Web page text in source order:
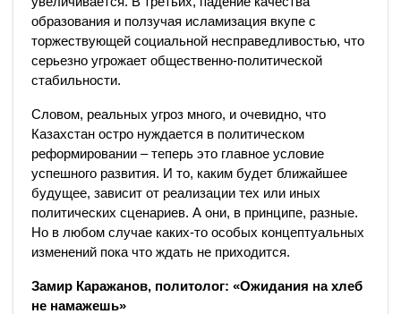
образования и ползучая исламизация вкупе с
торжествующей социальной несправедливостью, что
серьезно угрожает общественно-политической
стабильности.
Словом, реальных угроз много, и очевидно, что
Казахстан остро нуждается в политическом
реформировании – теперь это главное условие
успешного развития. И то, каким будет ближайшее
будущее, зависит от реализации тех или иных
политических сценариев. А они, в принципе, разные.
Но в любом случае каких-то особых концептуальных
изменений пока что ждать не приходится.
Замир Каражанов, политолог: «Ожидания на хлеб
не намажешь»